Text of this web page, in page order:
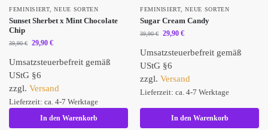
FEMINISIERT,NEUE SORTEN
Sunset Sherbet x Mint Chocolate
Chip
39,90€ 29,90 €
Umsatzsteuerbefreit gemäß
UStG §6
zzgl. Versand
Lieferzeit: ca. 4-7 Werktage
In den Warenkorb
FEMINISIERT,NEUE SORTEN
Sugar Cream Candy
39,90€ 29,90 €
Umsatzsteuerbefreit gemäß
UStG §6
zzgl. Versand
Lieferzeit: ca. 4-7 Werktage
In den Warenkorb